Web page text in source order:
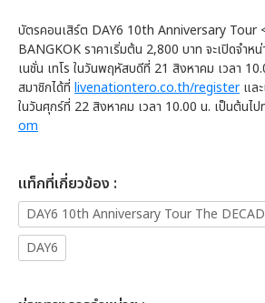
บัตรคอนเสิร์ต DAY6 10th Anniversary Tour
BANGKOK ราคาเริ่มต้น 2,800 บาท จะเปิดจำห
เนชั่น เทโร ในวันพฤหัสบดีที่ 21 สิงหาคม เวลา
สมาชิกได้ที่ livenationtero.co.th/registerและ
ในวันศุกร์ที่ 22 สิงหาคม เวลา 10.00 น. เป็นต้นไป
om
เเท็กที่เกี่ยวข้อง :
DAY6 10th Anniversary Tour The
DAY6